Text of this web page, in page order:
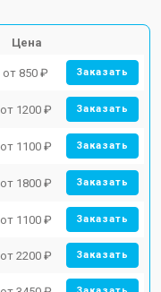
Цена
от 850 ₽ Заказать
от 1200 ₽ Заказать
от 1100 ₽ Заказать
от 1800 ₽ Заказать
от 1100 ₽ Заказать
от 2200 ₽ Заказать